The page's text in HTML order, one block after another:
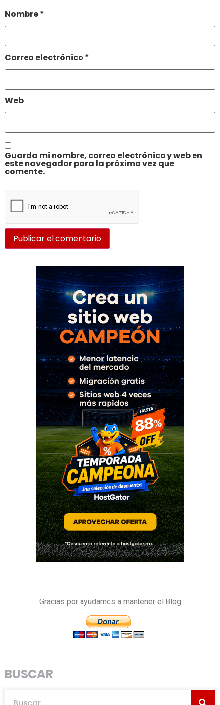
Nombre*
Correo electrónico *
Web
Guarda mi nombre, correo electrónico y web en
este navegador para la próxima vez que
comente.
Gracias por ayudarnos a mantener el Blog
BUSCAR